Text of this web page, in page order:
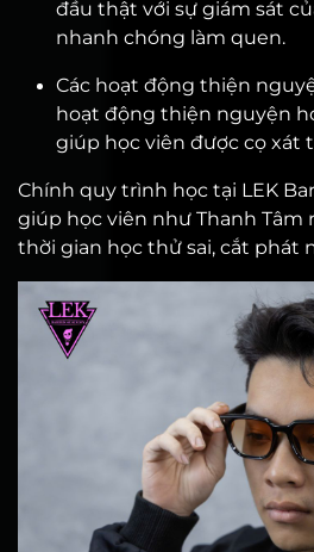
đầu thật với sự giám sát
nhanh chóng làm quen.
Các hoạt động thiện
hoạt động thiện nguyện
giúp học viên được cọ xát
Chính quy trình học tại LEK
giúp học viên như Thanh Tâm
thời gian học thử sai, cắt phát